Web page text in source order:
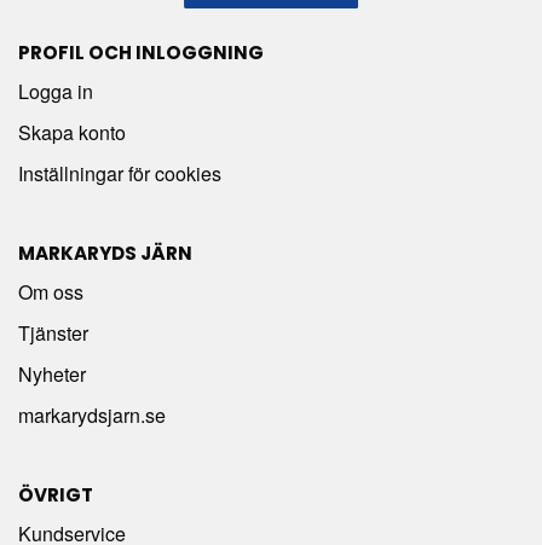
PROFIL OCH INLOGGNING
Logga in
Skapa konto
Inställningar för cookies
MARKARYDS JÄRN
Om oss
Tjänster
Nyheter
markarydsjarn.se
ÖVRIGT
Kundservice